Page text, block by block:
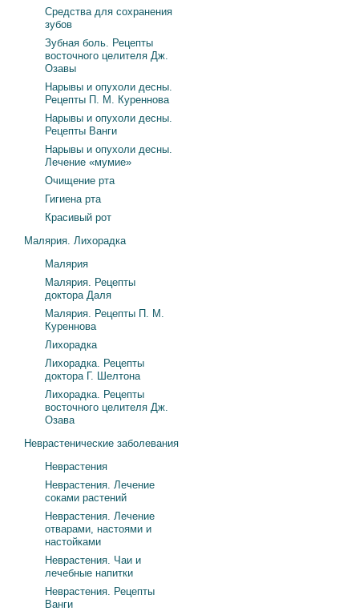
Средства для сохранения
зубов
Зубная боль. Рецепты
восточного целителя Дж.
Озавы
Нарывы и опухоли десны.
Рецепты П. М. Куреннова
Нарывы и опухоли десны.
Рецепты Ванги
Нарывы и опухоли десны.
Лечение «мумие»
Очищение рта
Гигиена рта
Красивый рот
Малярия. Лихорадка
Малярия
Малярия. Рецепты
доктора Даля
Малярия. Рецепты П. М.
Куреннова
Лихорадка
Лихорадка. Рецепты
доктора Г. Шелтона
Лихорадка. Рецепты
восточного целителя Дж.
Озава
Неврастенические заболевания
Неврастения
Неврастения. Лечение
соками растений
Неврастения. Лечение
отварами, настоями и
настойками
Неврастения. Чаи и
лечебные напитки
Неврастения. Рецепты
Ванги